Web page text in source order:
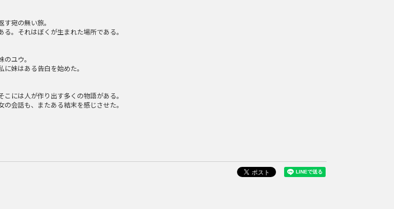
す宛の無い旅。
る。それはぼくが生まれた場所である。
のユウ。
に妹はある告白を始めた。
こには人が作り出す多くの物語がある。
の会話も、またある結末を感じさせた。